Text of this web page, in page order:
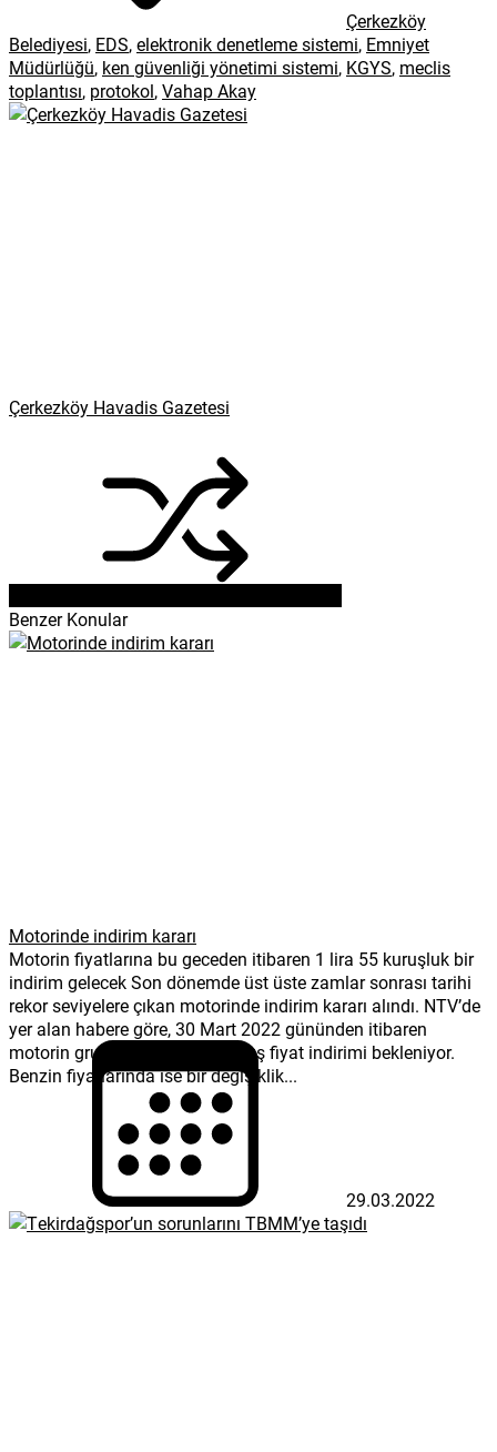
Çerkezköy
Belediyesi, EDS,elektronik denetleme sistemi, Emniyet
Müdürlüğü, ken güvenliği yönetimi sistemi, KGYS, meclis
toplantısı, protokol,Vahap Akay
Çerkezköy Havadis Gazetesi
Benzer Konular
Motorinde indirim kararı
Motorin fiyatlarına bu geceden itibaren 1 lira 55 kuruşluk bir
indirim gelecek Son dönemde üst üste zamlar sonrası tarihi
rekor seviyelere çıkan motorinde indirim kararı alındı. NTV’de
yer alan habere göre, 30 Mart 2022 gününden itibaren
motorin grubunda 1 lira 55 kuruş fiyat indirimi bekleniyor.
Benzin fiyatlarında ise bir değişiklik...
29.03.2022